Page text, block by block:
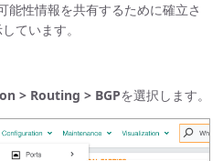
能性情報を共有するために確立さ
ています。
> Routing > BGPを選択します。